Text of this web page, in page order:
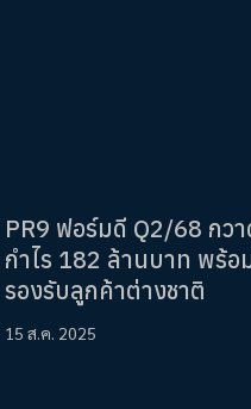
PR9 ฟอร์มดี Q2/68 กว
กำไร 182 ล้านบาท พร้
รองรับลูกค้าต่างชาติ
15 ส.ค. 2025